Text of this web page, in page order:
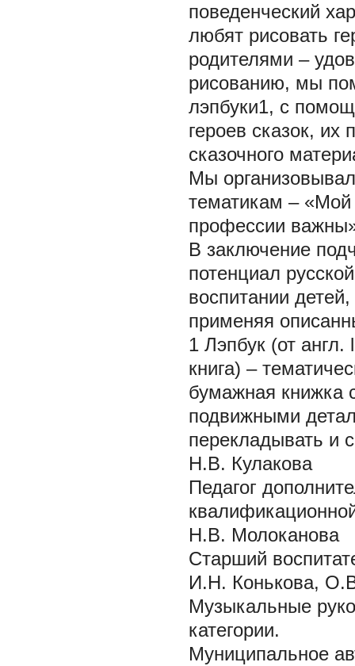
поведенческий
любят рисовать
родителями –
рисованию, мы
лэпбуки1, с
героев сказок, их
сказочного
Мы
тематикам –
профессии
В заключение
потенциал
воспитании
применяя
1 Лэпбук (от англ.
книга) –
бумажная книжка
подвижными
перекладывать и
Н.В. Кулакова
Педагог
Н.В. Молоканова
Старший
И.Н. Конькова,
Музыкальные
категории.
Муниципальное